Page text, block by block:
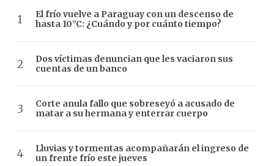
El frío vuelve a Paraguay con un descenso de
hasta 10°C: ¿Cuándo y por cuánto tiempo?
Dos víctimas denuncian que les vaciaron sus
cuentas de un banco
Corte anula fallo que sobreseyó a acusado de
matar a su hermana y enterrar cuerpo
Lluvias y tormentas acompañarán el ingreso de
un frente frío este jueves